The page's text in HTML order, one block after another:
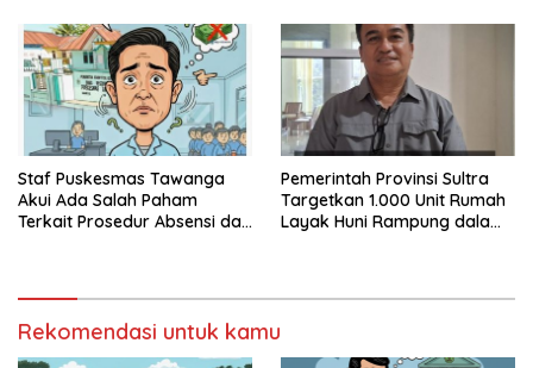
Staf Puskesmas Tawanga
Akui Ada Salah Paham
Terkait Prosedur Absensi dan
Pemerintah Provinsi Sultra
Targetkan 1.000 Unit Rumah
Layak Huni Rampung dalam
Rekomendasi untuk kamu